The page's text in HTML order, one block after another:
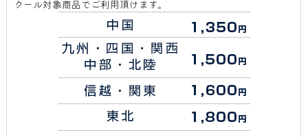
クール対象商品でご利用頂けます。